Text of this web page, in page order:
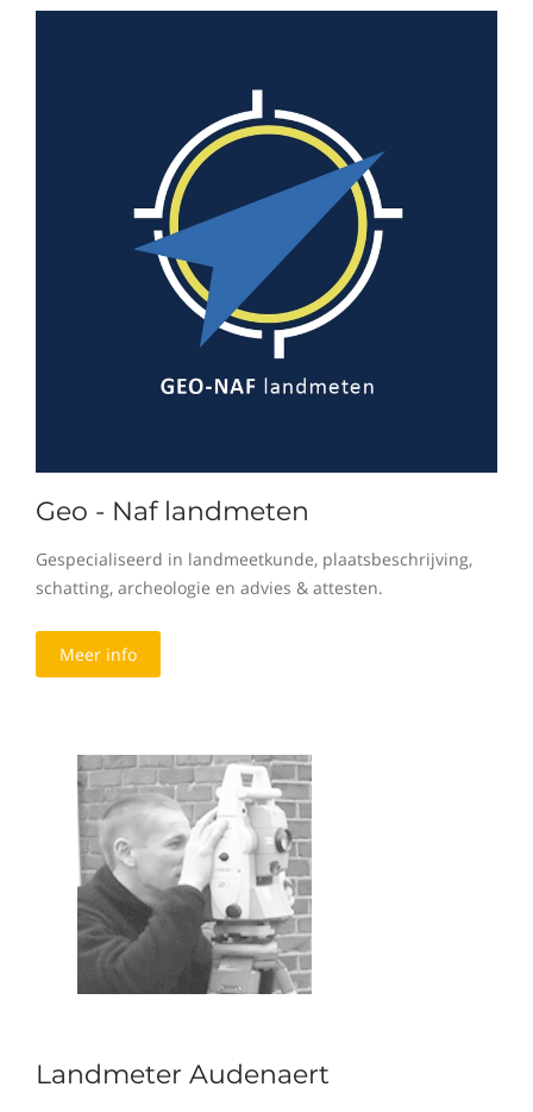
Geo - Naf landmeten
Gespecialiseerd in landmeetkunde, plaatsbeschrijving,
schatting, archeologie en advies & attesten.
Meer info
Landmeter Audenaert